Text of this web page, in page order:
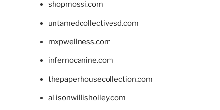
shopmossi.com
untamedcollectivesd.com
mxpwellness.com
infernocanine.com
thepaperhousecollection.com
allisonwillisholley.com